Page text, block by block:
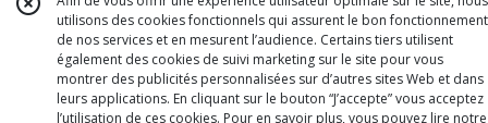
utilisons des cookies fonctionnels qui assurent le bon fonctionnement
de nos services et en mesurent l’audience. Certains tiers utilisent
également des cookies de suivi marketing sur le site pour vous
montrer des publicités personnalisées sur d’autres sites Web et dans
leurs applications. En cliquant sur le bouton “J’accepte” vous acceptez
l’utilisation de ces cookies. Pour en savoir plus, vous pouvez lire notre